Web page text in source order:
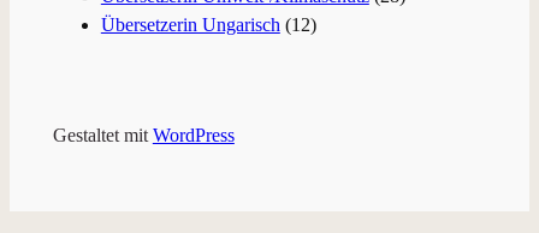
Übersetzerin Ungarisch (12)
Gestaltet mit WordPress